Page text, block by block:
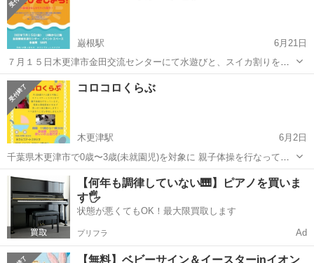
巌根駅
6月21日
７月１５日木更津市金田交流センターにて水遊びと、スイカ割りを行
います。 時間は10時〜12時です！料金は500円です。 ぜひ一緒に遊び
ましょう！ 予約、お問い合わせはきさらづアートスタジオまでお願い
します。
千葉 木更津市 巌根駅
コロコロくらぶ
木更津駅
6月2日
千葉県木更津市で0歳〜3歳(未就園児)を対象に 親子体操を行なってい
ます。 ※ヨガは現在中止中です。 親子体操は音楽に合わせて手遊びを
したり、走り回ったり、楽器やシール貼りなどを行なっています。 最
後にはおやつのお土産もあり...
千葉 木更津市 木更津駅 スイカ割り
【何年も調律していない🎹】ピアノを買いま
す🖐️
状態が悪くてもOK！最大限買取します
プリフラ Ad
【無料】ベビーサイン＆イースターinイオン